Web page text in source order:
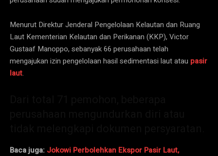
Menurut Direktur Jenderal Pengelolaan Kelautan dan Ruang
Laut Kementerian Kelautan dan Perikanan (KKP), Victor
Gustaaf Manoppo, sebanyak 66 perusahaan telah
mengajukan izin pengelolaan hasil sedimentasi laut atau pasir
laut.
Baca juga: Jokowi Perbolehkan Ekspor Pasir Laut,